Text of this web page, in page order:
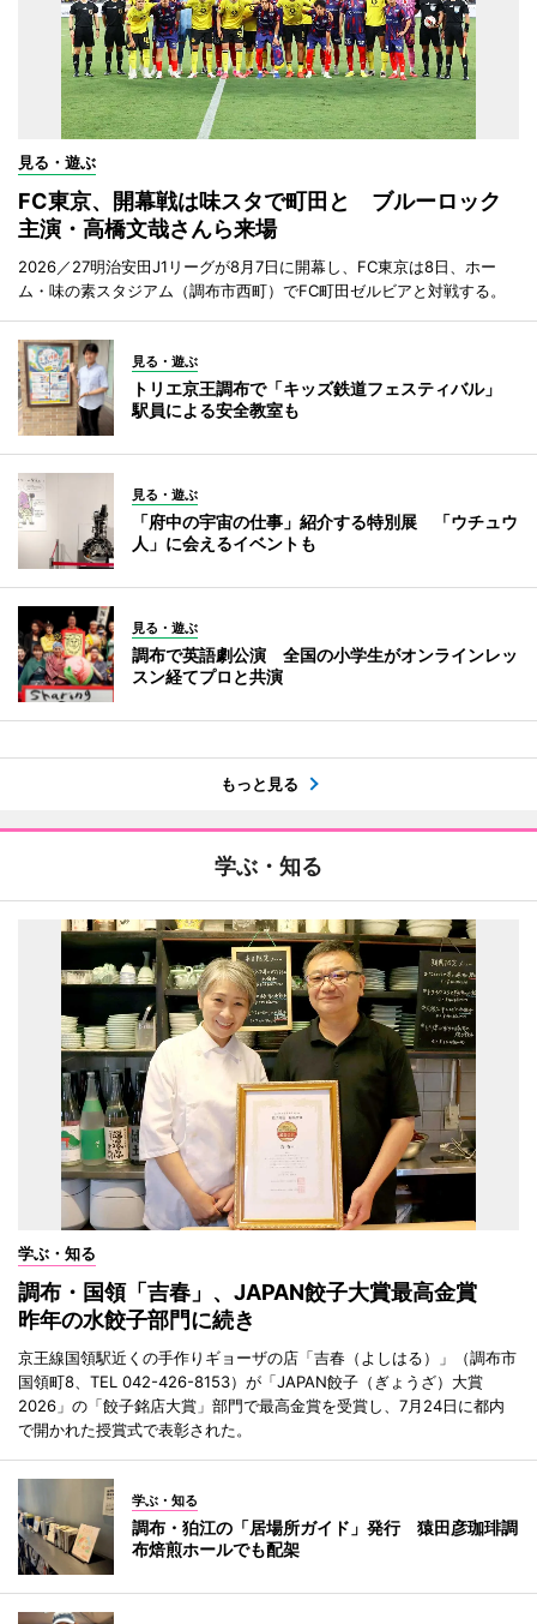
見る・遊ぶ
FC東京、開幕戦は味スタで町田と ブルーロック
主演・高橋文哉さんら来場
2026／27明治安田J1リーグが8月7日に開幕し、FC東京は8日、ホー
ム・味の素スタジアム（調布市西町）でFC町田ゼルビアと対戦する。
見る・遊ぶ
トリエ京王調布で「キッズ鉄道フェスティバル」
駅員による安全教室も
見る・遊ぶ
「府中の宇宙の仕事」紹介する特別展 「ウチュウ
人」に会えるイベントも
見る・遊ぶ
調布で英語劇公演 全国の小学生がオンラインレッ
スン経てプロと共演
もっと見る
学ぶ・知る
学ぶ・知る
調布・国領「吉春」、JAPAN餃子大賞最高金賞
昨年の水餃子部門に続き
京王線国領駅近くの手作りギョーザの店「吉春（よしはる）」（調布市
国領町8、TEL 042-426-8153）が「JAPAN餃子（ぎょうざ）大賞
2026」の「餃子銘店大賞」部門で最高金賞を受賞し、7月24日に都内
で開かれた授賞式で表彰された。
学ぶ・知る
調布・狛江の「居場所ガイド」発行 猿田彦珈琲調
布焙煎ホールでも配架